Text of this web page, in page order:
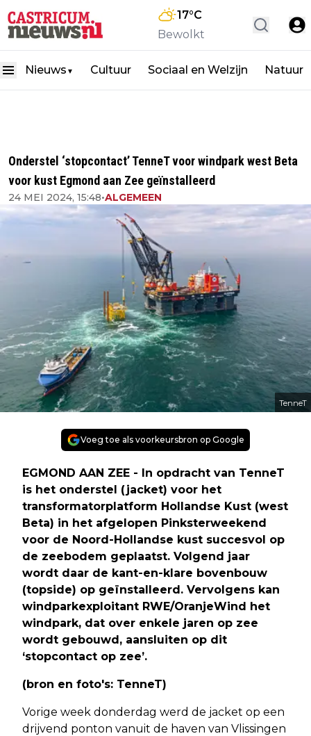
17°C
Bewolkt
Nieuws ▼ Cultuur Sociaal en Welzijn Natuur
Onderstel ‘stopcontact’ TenneT voor windpark west Beta
voor kust Egmond aan Zee geïnstalleerd
24 MEI 2024, 15:48•ALGEMEEN
TenneT
Voeg toe als voorkeursbron op Google
EGMOND AAN ZEE - In opdracht van TenneT
is het onderstel (jacket) voor het
transformatorplatform Hollandse Kust (west
Beta) in het afgelopen Pinksterweekend
voor de Noord-Hollandse kust succesvol op
de zeebodem geplaatst. Volgend jaar
wordt daar de kant-en-klare bovenbouw
(topside) op geïnstalleerd. Vervolgens kan
windparkexploitant RWE/OranjeWind het
windpark, dat over enkele jaren op zee
wordt gebouwd, aansluiten op dit
‘stopcontact op zee’.
(bron en foto's: TenneT)
Vorige week donderdag werd de jacket op een
drijvend ponton vanuit de haven van Vlissingen